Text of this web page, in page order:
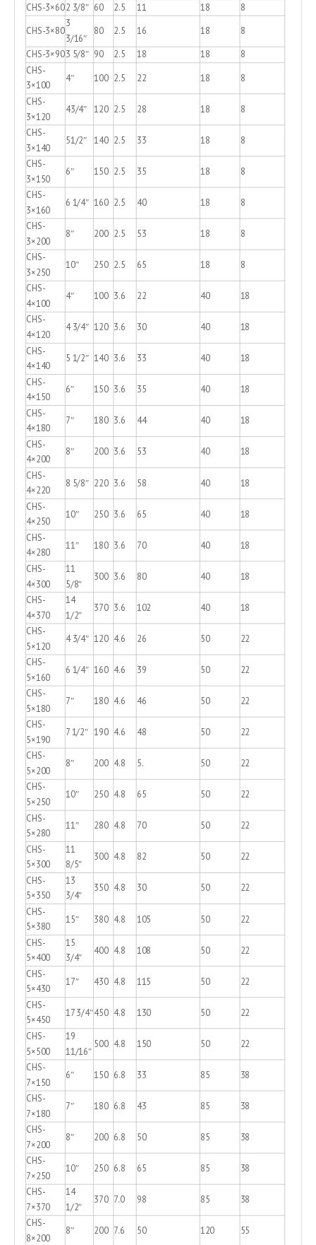
CHS-3×602 3/8″ 60 2.5 11 18
8
CHS-3×80
3
3/16″
80 2.5 16 18
8
CHS-3×903 5/8″ 90 2.5 18 18
8
CHS-
3×100
4″ 100 2.5 22 18
8
CHS-
3×120
43/4″ 120 2.5 28 18
8
CHS-
3×140
51/2″ 140 2.5 33 18 8
CHS-
3×150
6″ 150 2.5 35 18 8
CHS-
3×160
6 1/4″ 160 2.5 40 18 8
CHS-
3×200
8″ 200 2.5 53 18 8
CHS-
3×250
10″ 250 2.5 65 18 8
CHS-
4×100
4″ 100 3.6 22 40 18
CHS-
4×120
4 3/4″ 120 3.6 30 40 18
CHS-
4×140
5 1/2″ 140 3.6 33 40
18
CHS-
4×150
6″ 150 3.6 35 40
18
CHS-
4×180
7″ 180 3.6 44 40
18
CHS-
4×200
8″ 200 3.6 53 40
18
CHS-
4×220
8 5/8″ 220 3.6 58 40 18
CHS-
4×250
10″ 250 3.6 65 40
18
CHS-
4×280
11″ 180 3.6 70 40
18
CHS-
4×300
11
5/8″
300 3.6 80 40 18
CHS-
4×370
14
1/2″
370 3.6 102 40
18
CHS-
5×120
4 3/4″ 120 4.6 26 50
22
CHS-
5×160
6 1/4″ 160 4.6 39 50 22
CHS-
5×180
7″ 180 4.6 46 50 22
CHS-
5×190
7 1/2″ 190 4.6 48 50 22
CHS-
5×200
8″ 200 4.8 5. 50 22
CHS-
5×250
10″ 250 4.8 65 50 22
CHS-
5×280
11″ 280 4.8 70 50 22
CHS-
5×300
11
8/5″
300 4.8 82 50 22
CHS-
5×350
13
3/4″
350 4.8 30 50 22
CHS-
5×380
15″ 380 4.8 105 50 22
CHS-
5×400
15
3/4″
400 4.8 108 50 22
CHS-
5×430
17″ 430 4.8 115 50 22
CHS-
5×450
17 3/4″450 4.8 130 50 22
CHS-
5×500
19
11/16″
500 4.8 150 50 22
CHS-
7×150
6″ 150 6.8 33 85 38
CHS-
7×180
7″ 180 6.8 43 85 38
CHS-
7×200
8″ 200 6.8 50 85 38
CHS-
7×250
10″ 250 6.8 65 85 38
CHS-
7×370
14
1/2″
370 7.0 98 85 38
CHS-
8×200
8″ 200 7.6 50 120 55